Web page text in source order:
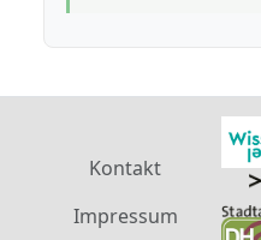
Kontakt
Impressum